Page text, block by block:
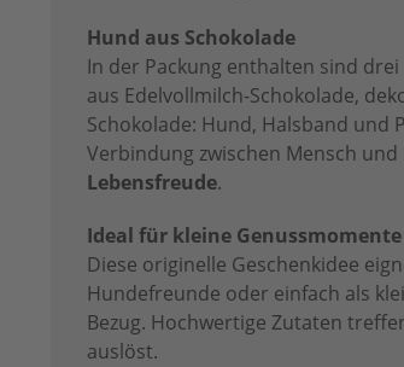
Hund aus Schokolade
In der Packung enthalten sind
aus Edelvollmilch-Schokolade,
Schokolade: Hund, Halsband und
Verbindung zwischen Mensch und
Lebensfreude.
Ideal für kleine Genussmomente
Diese originelle Geschenkidee
Hundefreunde oder einfach als
Bezug. Hochwertige Zutaten
auslöst.